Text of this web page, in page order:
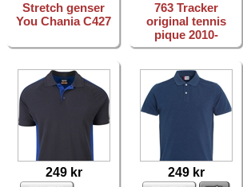
Stretch genser
You Chania C427
763 Tracker
original tennis
pique 2010-
249 kr 249 kr